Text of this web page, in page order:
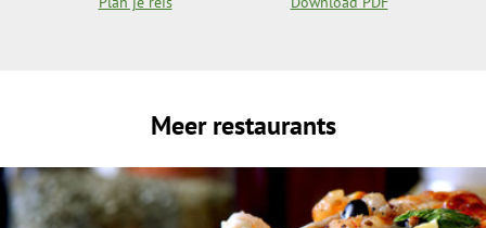
Meer restaurants